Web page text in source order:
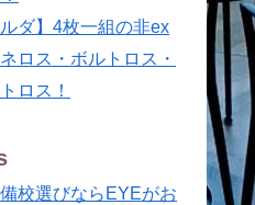
ダ】4枚一組の非ex
ロス・ボルトロス・
ロス！
校選びならEYEがお